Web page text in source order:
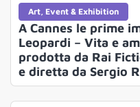
Art, Event & Exhibition
A Cannes le prime
Leopardi – Vita e
prodotta da Rai
e diretta da Sergio